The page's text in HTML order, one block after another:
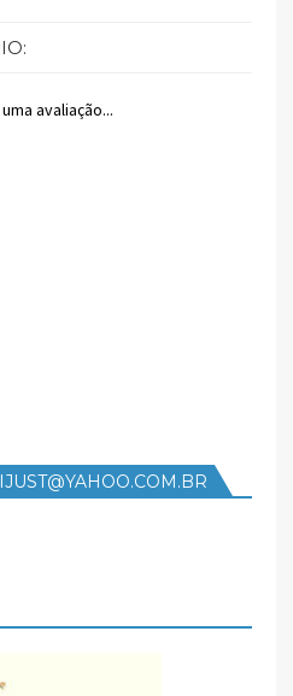
avaliação...